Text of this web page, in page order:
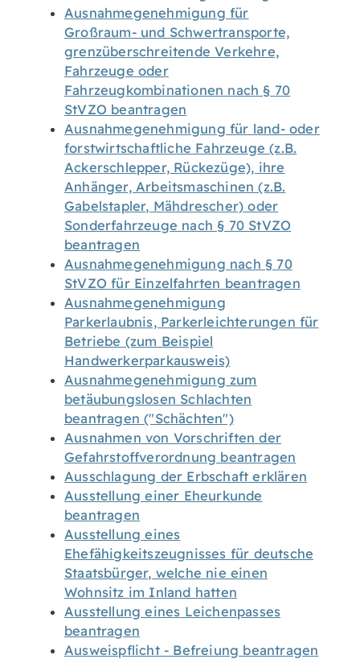
Ausnahmegenehmigung für
Großraum- und Schwertransporte,
grenzüberschreitende Verkehre,
Fahrzeuge oder
Fahrzeugkombinationen nach § 70
StVZO beantragen
Ausnahmegenehmigung für land- oder
forstwirtschaftliche Fahrzeuge (z.B.
Ackerschlepper, Rückezüge), ihre
Anhänger, Arbeitsmaschinen (z.B.
Gabelstapler, Mähdrescher) oder
Sonderfahrzeuge nach § 70 StVZO
beantragen
Ausnahmegenehmigung nach § 70
StVZO für Einzelfahrten beantragen
Ausnahmegenehmigung
Parkerlaubnis, Parkerleichterungen für
Betriebe (zum Beispiel
Handwerkerparkausweis)
Ausnahmegenehmigung zum
betäubungslosen Schlachten
beantragen ("Schächten")
Ausnahmen von Vorschriften der
Gefahrstoffverordnung beantragen
Ausschlagung der Erbschaft erklären
Ausstellung einer Eheurkunde
beantragen
Ausstellung eines
Ehefähigkeitszeugnisses für deutsche
Staatsbürger, welche nie einen
Wohnsitz im Inland hatten
Ausstellung eines Leichenpasses
beantragen
Ausweispflicht - Befreiung beantragen